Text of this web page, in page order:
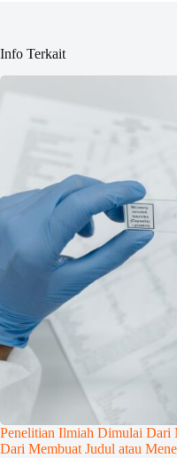
Info Terkait
Penelitian Ilmiah Dimulai Dari
Dari Membuat Judul atau